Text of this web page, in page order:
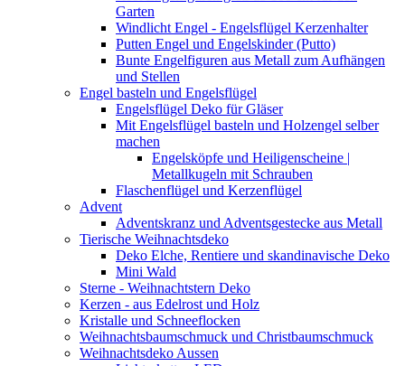
Garten
Windlicht Engel - Engelsflügel Kerzenhalter
Putten Engel und Engelskinder (Putto)
Bunte Engelfiguren aus Metall zum Aufhängen
und Stellen
Engel basteln und Engelsflügel
Engelsflügel Deko für Gläser
Mit Engelsflügel basteln und Holzengel selber
machen
Engelsköpfe und Heiligenscheine |
Metallkugeln mit Schrauben
Flaschenflügel und Kerzenflügel
Advent
Adventskranz und Adventsgestecke aus Metall
Tierische Weihnachtsdeko
Deko Elche, Rentiere und skandinavische Deko
Mini Wald
Sterne - Weihnachtstern Deko
Kerzen - aus Edelrost und Holz
Kristalle und Schneeflocken
Weihnachtsbaumschmuck und Christbaumschmuck
Weihnachtsdeko Aussen